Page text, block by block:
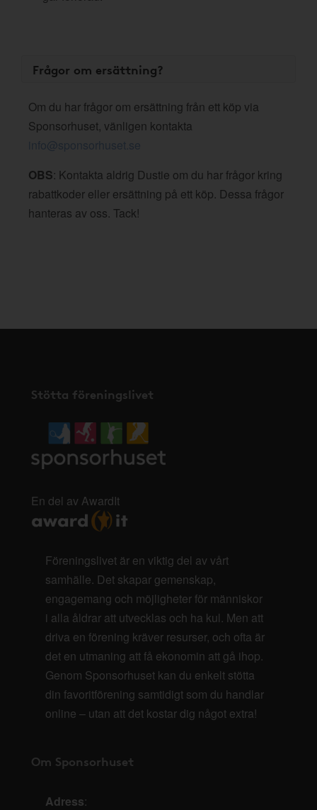
Frågor om ersättning?
Om du har frågor om ersättning från ett köp via
Sponsorhuset, vänligen kontakta
info@sponsorhuset.se
OBS: Kontakta aldrig Dustie om du har frågor kring
rabattkoder eller ersättning på ett köp. Dessa frågor
hanteras av oss. Tack!
Stötta föreningslivet
En del av AwardIt
Föreningslivet är en viktig del av vårt
samhälle. Det skapar gemenskap,
engagemang och möjligheter för människor
i alla åldrar att utvecklas och ha kul. Men att
driva en förening kräver resurser, och ofta är
det en utmaning att få ekonomin att gå ihop.
Genom Sponsorhuset kan du enkelt stötta
din favoritförening samtidigt som du handlar
online – utan att det kostar dig något extra!
Om Sponsorhuset
Adress: